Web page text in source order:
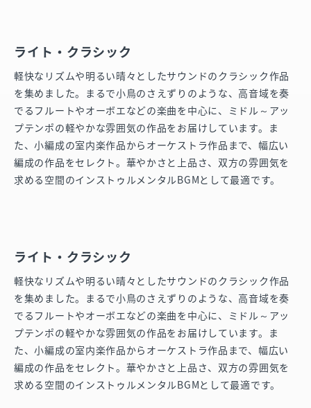
ライト・クラシック
軽快なリズムや明るい晴々としたサウンドのクラシック作品
を集めました。まるで小鳥のさえずりのような、高音域を奏
でるフルートやオーボエなどの楽曲を中心に、ミドル～アッ
プテンポの軽やかな雰囲気の作品をお届けしています。ま
た、小編成の室内楽作品からオーケストラ作品まで、幅広い
編成の作品をセレクト。華やかさと上品さ、双方の雰囲気を
求める空間のインストゥルメンタルBGMとして最適です。
ライト・クラシック
軽快なリズムや明るい晴々としたサウンドのクラシック作品
を集めました。まるで小鳥のさえずりのような、高音域を奏
でるフルートやオーボエなどの楽曲を中心に、ミドル～アッ
プテンポの軽やかな雰囲気の作品をお届けしています。ま
た、小編成の室内楽作品からオーケストラ作品まで、幅広い
編成の作品をセレクト。華やかさと上品さ、双方の雰囲気を
求める空間のインストゥルメンタルBGMとして最適です。